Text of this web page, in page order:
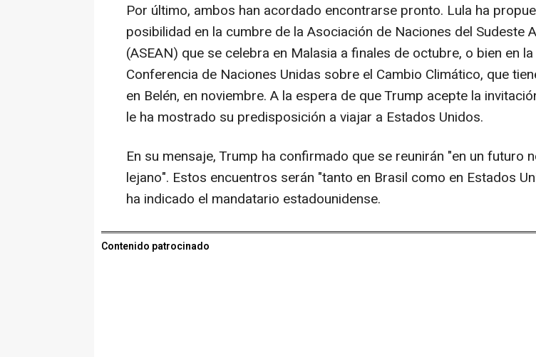
Por último, ambos han acordado encontrarse pronto. Lula ha
posibilidad en la cumbre de la Asociación de Naciones del Sudeste
(ASEAN) que se celebra en Malasia a finales de octubre, o bien en la
Conferencia de Naciones Unidas sobre el Cambio Climático, que
en Belén, en noviembre. A la espera de que Trump acepte la
le ha mostrado su predisposición a viajar a Estados Unidos.
En su mensaje, Trump ha confirmado que se reunirán "en un futuro
lejano". Estos encuentros serán "tanto en Brasil como en Estados
ha indicado el mandatario estadounidense.
Contenido patrocinado